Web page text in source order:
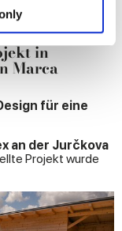
is processed
section.
ads, to
our traffic.
of our site with
partners who
you’ve
from your use
in
Marca
für eine
an der Jurčkova
Projekt wurde